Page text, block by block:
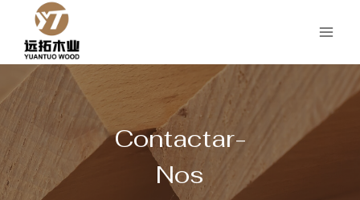
conteúdo
Contactar-
Nos